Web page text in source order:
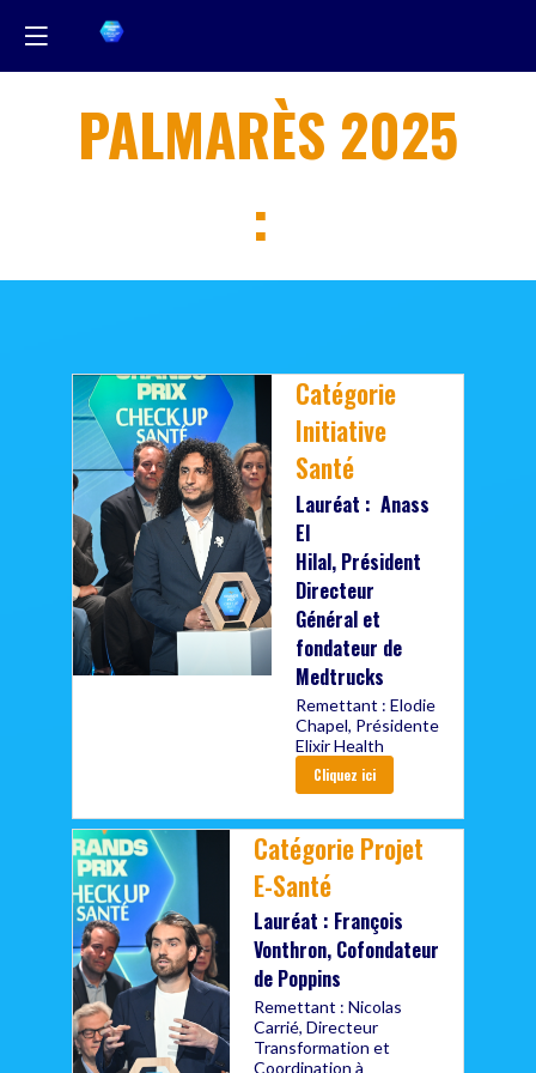
PALMARÈS 2025
:
Catégorie
Initiative
Santé
Lauréat : Anass
El
Hilal, Président
Directeur
Général et
fondateur de
Medtrucks
Remettant : Elodie
Chapel, Présidente
Elixir Health
Cliquez ici
Catégorie Projet
E-Santé
Lauréat : François
Vonthron, Cofondateur
de Poppins
Remettant : Nicolas
Carrié, Directeur
Transformation et
Coordination à